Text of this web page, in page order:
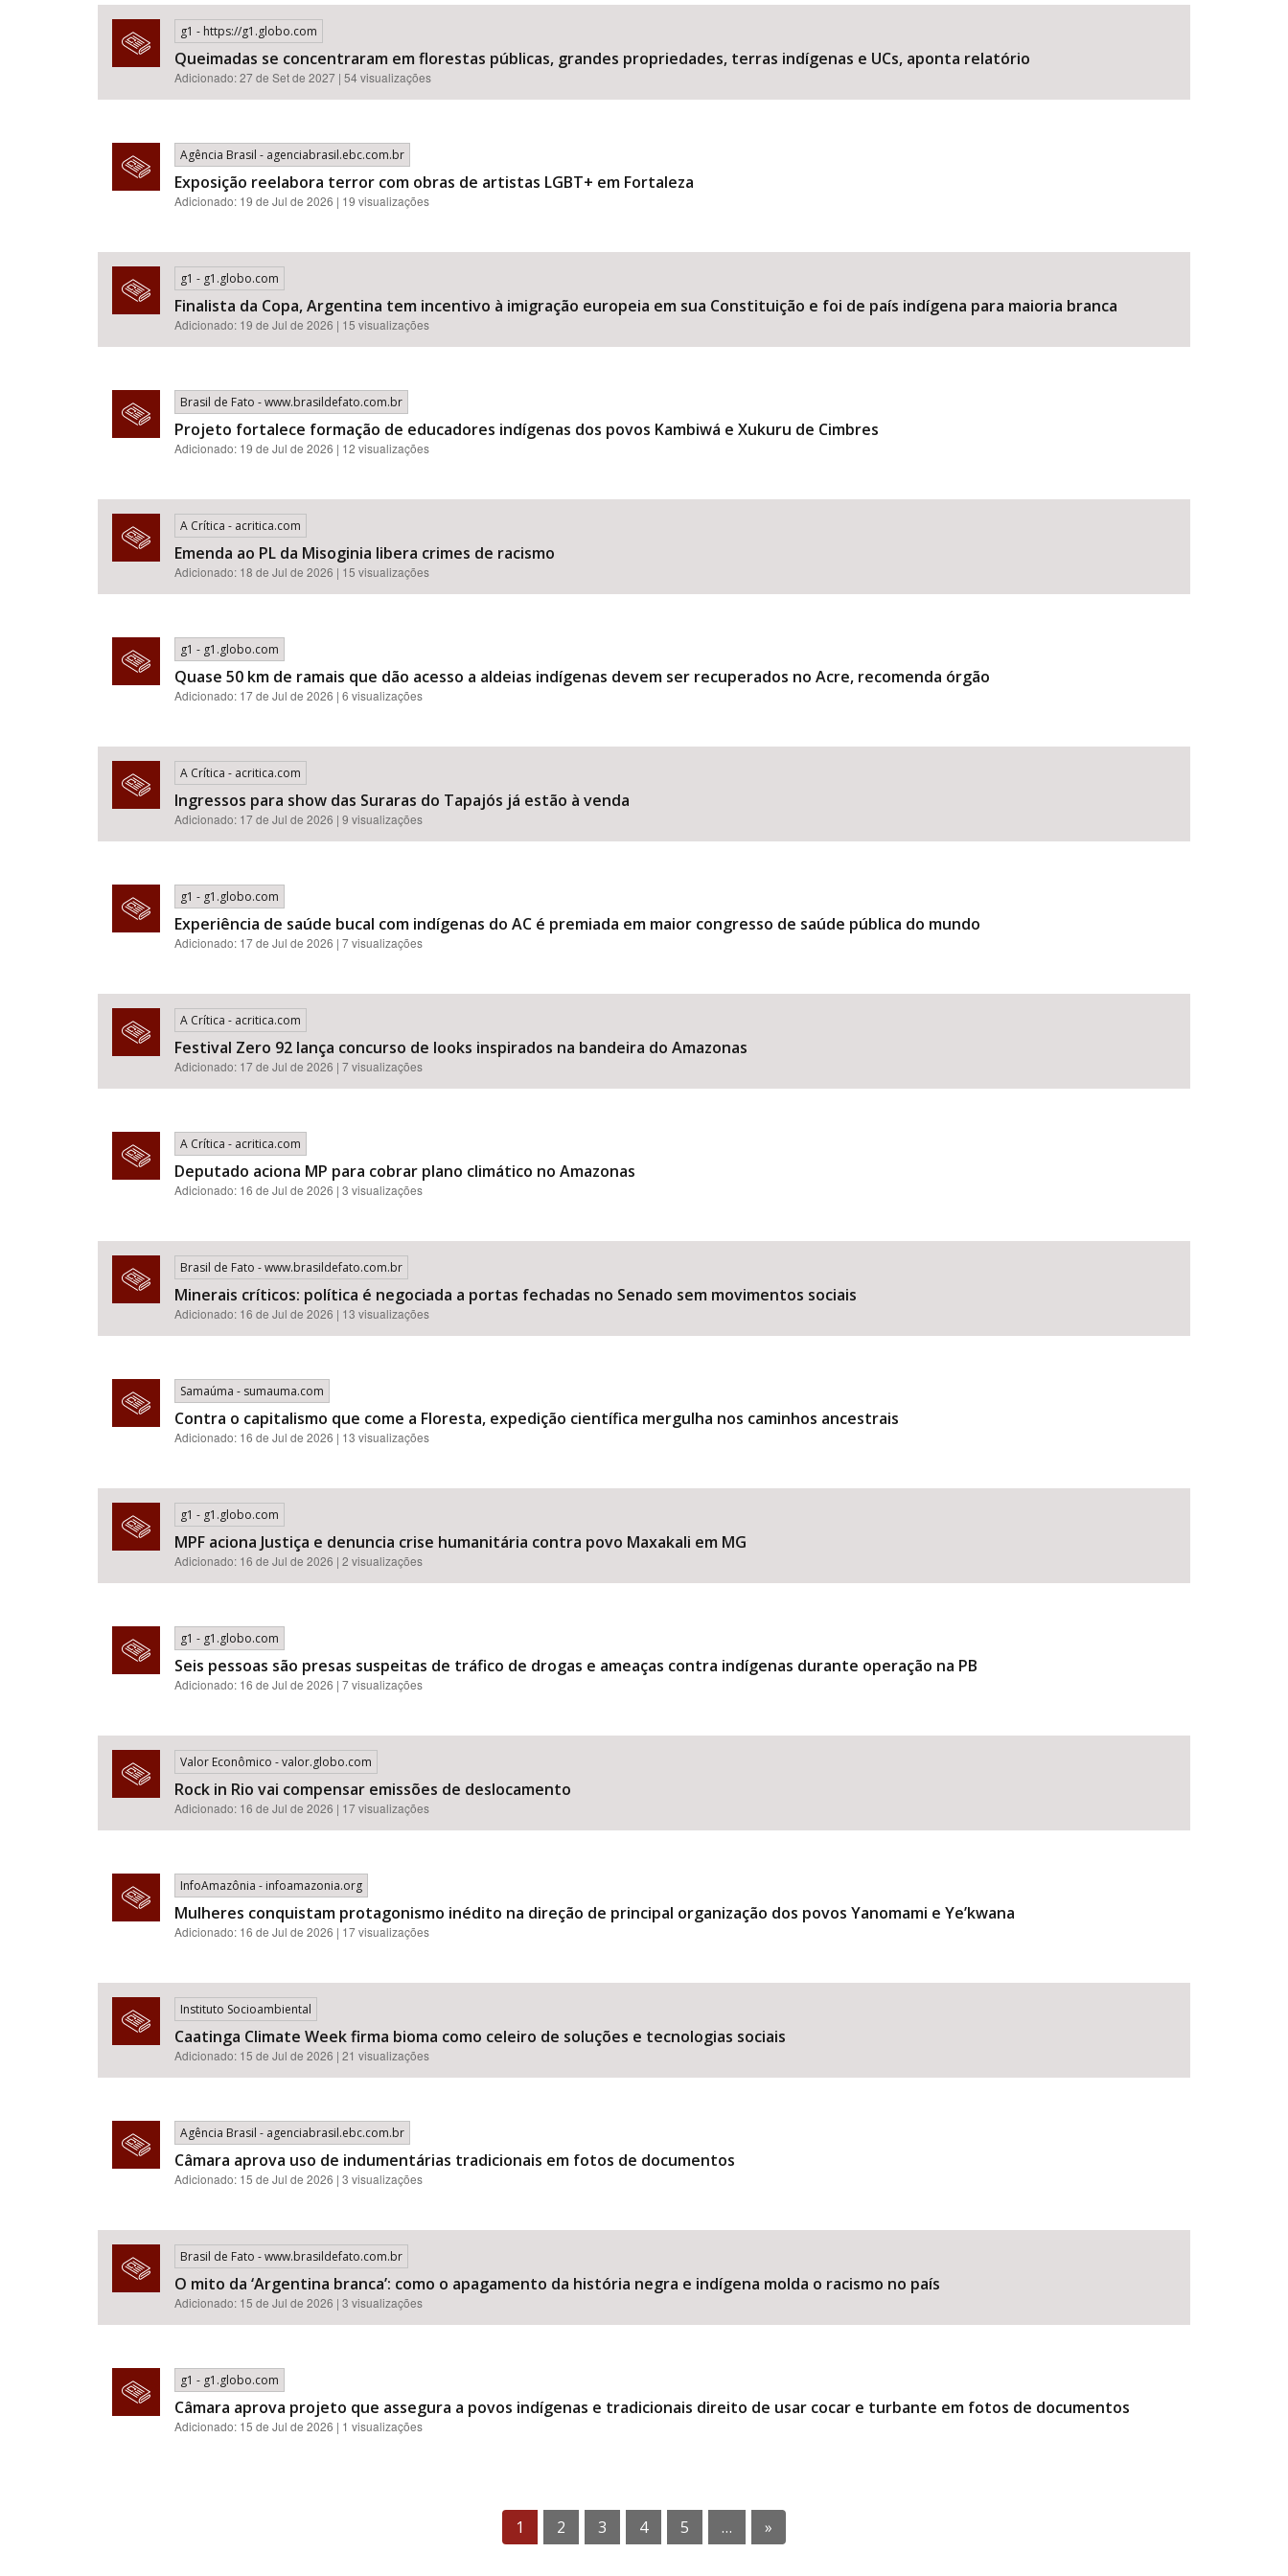
g1 - https://g1.globo.com
Queimadas se concentraram em florestas públicas, grandes propriedades, terras indígenas e UCs, aponta relatório
Adicionado: 27 de Set de 2027 | 54 visualizações
Agência Brasil - agenciabrasil.ebc.com.br
Exposição reelabora terror com obras de artistas LGBT+ em Fortaleza
Adicionado: 19 de Jul de 2026 | 19 visualizações
g1 - g1.globo.com
Finalista da Copa, Argentina tem incentivo à imigração europeia em sua Constituição e foi de país indígena para maioria branca
Adicionado: 19 de Jul de 2026 | 15 visualizações
Brasil de Fato - www.brasildefato.com.br
Projeto fortalece formação de educadores indígenas dos povos Kambiwá e Xukuru de Cimbres
Adicionado: 19 de Jul de 2026 | 12 visualizações
A Crítica - acritica.com
Emenda ao PL da Misoginia libera crimes de racismo​​​​​​​​​​​​​​​​​​​​​​​​​​​​​​​​​​​​​​​​​​
Adicionado: 18 de Jul de 2026 | 15 visualizações
g1 - g1.globo.com
Quase 50 km de ramais que dão acesso a aldeias indígenas devem ser recuperados no Acre, recomenda órgão
Adicionado: 17 de Jul de 2026 | 6 visualizações
A Crítica - acritica.com
Ingressos para show das Suraras do Tapajós já estão à venda
Adicionado: 17 de Jul de 2026 | 9 visualizações
g1 - g1.globo.com
Experiência de saúde bucal com indígenas do AC é premiada em maior congresso de saúde pública do mundo
Adicionado: 17 de Jul de 2026 | 7 visualizações
A Crítica - acritica.com
Festival Zero 92 lança concurso de looks inspirados na bandeira do Amazonas
Adicionado: 17 de Jul de 2026 | 7 visualizações
A Crítica - acritica.com
Deputado aciona MP para cobrar plano climático no Amazonas
Adicionado: 16 de Jul de 2026 | 3 visualizações
Brasil de Fato - www.brasildefato.com.br
Minerais críticos: política é negociada a portas fechadas no Senado sem movimentos sociais
Adicionado: 16 de Jul de 2026 | 13 visualizações
Samaúma - sumauma.com
Contra o capitalismo que come a Floresta, expedição científica mergulha nos caminhos ancestrais
Adicionado: 16 de Jul de 2026 | 13 visualizações
g1 - g1.globo.com
MPF aciona Justiça e denuncia crise humanitária contra povo Maxakali em MG
Adicionado: 16 de Jul de 2026 | 2 visualizações
g1 - g1.globo.com
Seis pessoas são presas suspeitas de tráfico de drogas e ameaças contra indígenas durante operação na PB
Adicionado: 16 de Jul de 2026 | 7 visualizações
Valor Econômico - valor.globo.com
Rock in Rio vai compensar emissões de deslocamento
Adicionado: 16 de Jul de 2026 | 17 visualizações
InfoAmazônia - infoamazonia.org
Mulheres conquistam protagonismo inédito na direção de principal organização dos povos Yanomami e Ye’kwana
Adicionado: 16 de Jul de 2026 | 17 visualizações
Instituto Socioambiental
Caatinga Climate Week firma bioma como celeiro de soluções e tecnologias sociais
Adicionado: 15 de Jul de 2026 | 21 visualizações
Agência Brasil - agenciabrasil.ebc.com.br
Câmara aprova uso de indumentárias tradicionais em fotos de documentos
Adicionado: 15 de Jul de 2026 | 3 visualizações
Brasil de Fato - www.brasildefato.com.br
O mito da ‘Argentina branca’: como o apagamento da história negra e indígena molda o racismo no país
Adicionado: 15 de Jul de 2026 | 3 visualizações
g1 - g1.globo.com
Câmara aprova projeto que assegura a povos indígenas e tradicionais direito de usar cocar e turbante em fotos de documentos
Adicionado: 15 de Jul de 2026 | 1 visualizações
1 2 3 4 5 … »